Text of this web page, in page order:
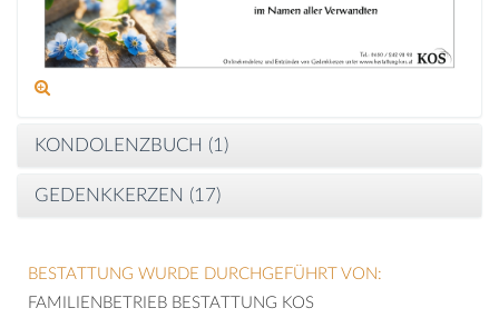
KONDOLENZBUCH (1 )
GEDENKKERZEN (17)
BESTATTUNG WURDE DURCHGEFÜHRT VON:
FAMILIENBETRIEB BESTATTUNG KOS